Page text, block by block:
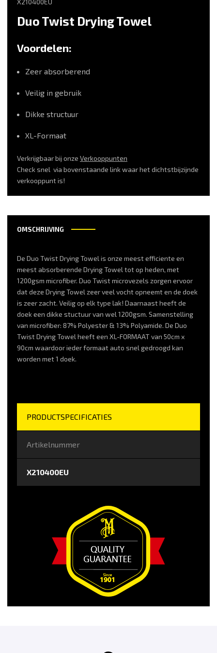
Duo Twist Drying Towel
Voordelen:
Zeer absorberend
Veilig in gebruik
Dikke structuur
XL-Formaat
Verkrijgbaar bij onze Verkooppunten
Check snel via bovenstaande link waar het dichtstbijzijnde
verkooppunt is!
OMSCHRIJVING
De Duo Twist Drying Towel is onze meest efficiente en
meest absorberende Drying Towel tot op heden, met
1200gsm microfiber. Duo Twist microvezels zorgen ervoor
dat deze Drying Towel zeer veel vocht opneemt en de doek
is zeer zacht. Veilig op elk type lak! Daarnaast heeft de
doek een dikke stuctuur van wel 1200gsm. Samenstelling
van microfiber: 87% Polyester & 13% Polyamide. De Duo
Twist Drying Towel heeft een XL-FORMAAT van 50cm x
90cm waardoor ieder formaat auto snel gedroogd kan
worden met 1 doek.
PRODUCTSPECIFICATIES
Artikelnummer
X210400EU